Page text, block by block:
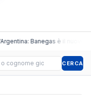
Banegas è il nuovo
giocatore CERCA